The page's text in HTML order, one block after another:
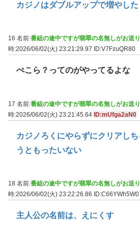
カジノはダブルアップで増やした
16 名前:番組の途中ですが翡翠の名無しがお送
時:2026/06/02(火) 23:21:29.97
ID:V7FzuQR80
ぺこら？ってのがやってるよな
17 名前:番組の途中ですが翡翠の名無しがお送
時:2026/06/02(火) 23:21:45.64 ID:mUfga2aN0
カジノろくにやらずにクリアし
うともったいない
18 名前:番組の途中ですが翡翠の名無しがお送
時:2026/06/02(火) 23:22:26.86
ID:C66YWh5W0
主人公の名前は、えにくす